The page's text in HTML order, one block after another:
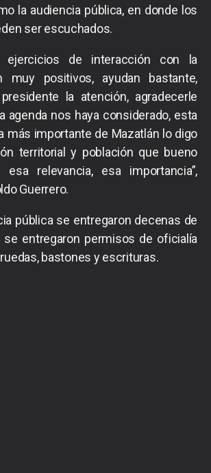
la audiencia pública, en donde los
ser escuchados.
ejercicios de interacción con la
muy positivos, ayudan bastante,
la atención, agradecerle
agenda nos haya considerado, esta
más importante de Mazatlán lo digo
territorial y población que bueno
relevancia, esa importancia”,
Guerrero.
pública se entregaron decenas de
se entregaron permisos de oficialía
bastones y escrituras.